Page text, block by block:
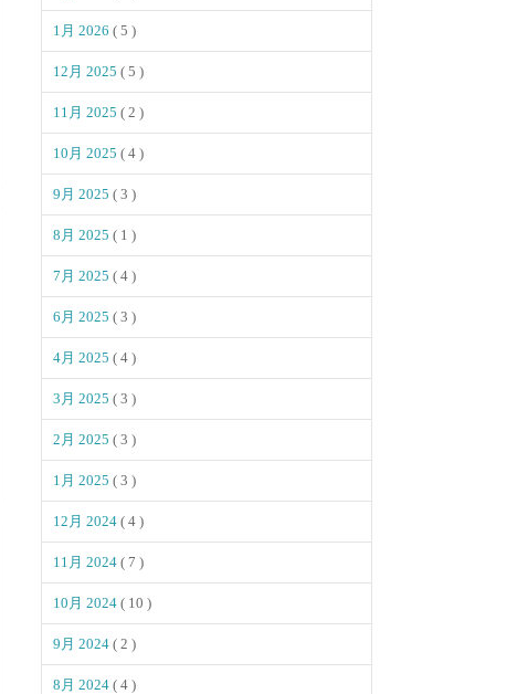
1月 2026 ( 5 )
12月 2025 ( 5 )
11月 2025 ( 2 )
10月 2025 ( 4 )
9月 2025 ( 3 )
8月 2025 ( 1 )
7月 2025 ( 4 )
6月 2025 ( 3 )
4月 2025 ( 4 )
3月 2025 ( 3 )
2月 2025 ( 3 )
1月 2025 ( 3 )
12月 2024 ( 4 )
11月 2024 ( 7 )
10月 2024 ( 10 )
9月 2024 ( 2 )
8月 2024 ( 4 )